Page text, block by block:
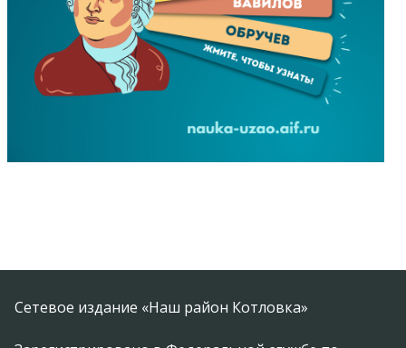
Сетевое издание «Наш район Котловка»